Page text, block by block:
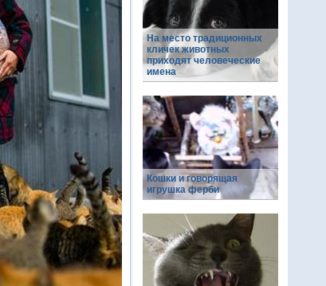
На место традиционных
кличек животных
приходят человеческие
имена
Кошки и говорящая
игрушка ферби